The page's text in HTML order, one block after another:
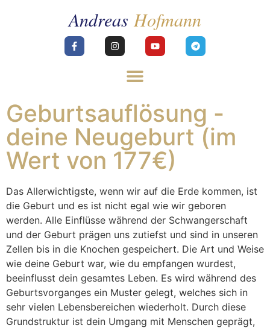
Geburtsauflösung -
deine Neugeburt (im
Wert von 177€)
Das Allerwichtigste, wenn wir auf die Erde kommen, ist
die Geburt und es ist nicht egal wie wir geboren
werden. Alle Einflüsse während der Schwangerschaft
und der Geburt prägen uns zutiefst und sind in unseren
Zellen bis in die Knochen gespeichert. Die Art und Weise
wie deine Geburt war, wie du empfangen wurdest,
beeinflusst dein gesamtes Leben. Es wird während des
Geburtsvorganges ein Muster gelegt, welches sich in
sehr vielen Lebensbereichen wiederholt. Durch diese
Grundstruktur ist dein Umgang mit Menschen geprägt,